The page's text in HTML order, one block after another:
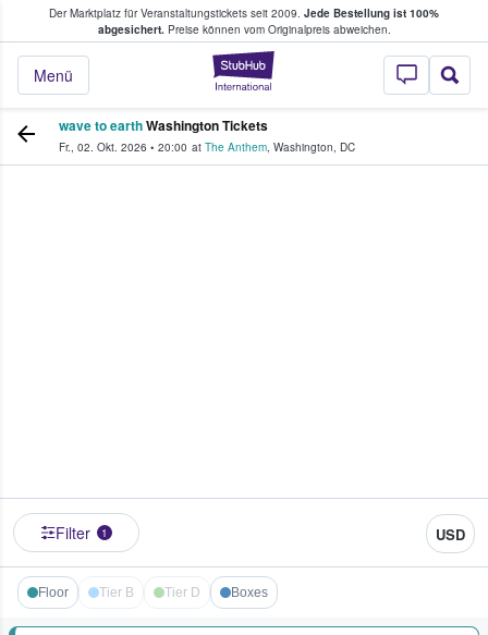
Der Marktplatz für Veranstaltungstickets seit 2009. Jede Bestellung ist 100%
abgesichert.Preise können vom Originalpreis abweichen.
StubHub - Wo
Menü
Tickets kaufen & verkaufen
wave to earthWashington Tickets
Fr., 02. Okt. 2026 • 20:00 at The Anthem, Washington, DC
Filter 1 USD
Floor Tier B Tier D Boxes